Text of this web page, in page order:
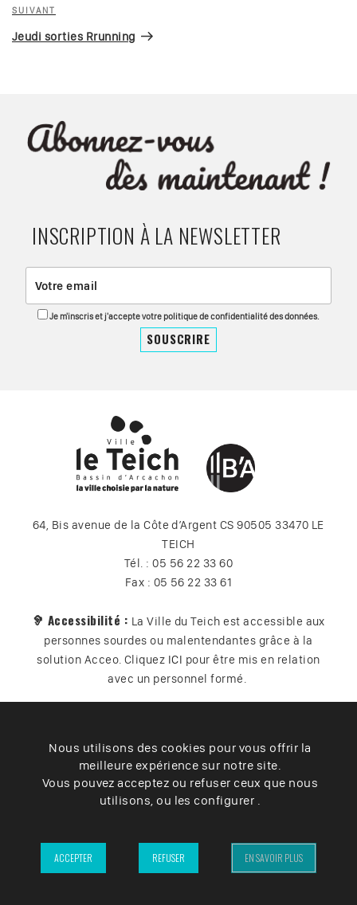
Article
suivant
SUIVANT
Jeudi sorties Rrunning
INSCRIPTION À LA NEWSLETTER
Je m'inscris et j'accepte votre politique de confidentialité des données.
64, Bis avenue de la Côte d’Argent CS 90505 33470 LE
TEICH
Tél. : 05 56 22 33 60
Fax : 05 56 22 33 61
🦻 Accessibilité : La Ville du Teich est accessible aux
personnes sourdes ou malentendantes grâce à la
solution Acceo. Cliquez ICI pour être mis en relation
avec un personnel formé.
Plan du site Contact Vos données
Cookies
Accessibilité
– Ville du Teich ©2025 –
Nous utilisons des cookies pour vous offrir la
meilleure expérience sur notre site.
Vous pouvez acceptez ou refuser ceux que nous
utilisons, ou les configurer .
ACCEPTER REFUSER EN SAVOIR PLUS